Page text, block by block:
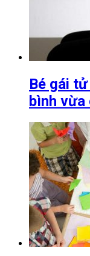
Bé gái
bình